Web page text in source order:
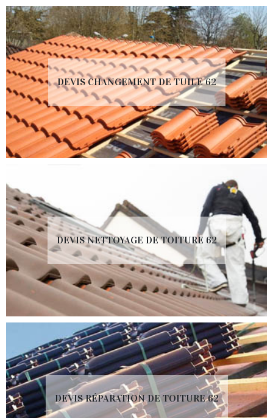
DEVIS CHANGEMENT DE TUILE 62
DEVIS NETTOYAGE DE TOITURE 62
DEVIS RÉPARATION DE TOITURE 62